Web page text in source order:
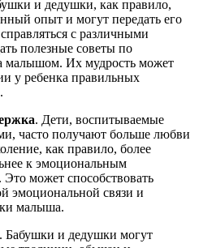
и дедушки, как правило,
опыт и могут передать его
с различными
полезные советы по
малышом. Их мудрость может
у ребенка правильных
. Дети, воспитываемые
часто получают больше любви
как правило, более
к эмоциональным
Это может способствовать
эмоциональной связи и
малыша.
. Бабушки и дедушки могут